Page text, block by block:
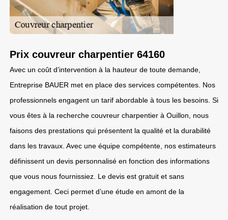
Prix couvreur charpentier 64160
Avec un coût d’intervention à la hauteur de toute demande,
Entreprise BAUER met en place des services compétentes. Nos
professionnels engagent un tarif abordable à tous les besoins. Si
vous êtes à la recherche couvreur charpentier à Ouillon, nous
faisons des prestations qui présentent la qualité et la durabilité
dans les travaux. Avec une équipe compétente, nos estimateurs
définissent un devis personnalisé en fonction des informations
que vous nous fournissiez. Le devis est gratuit et sans
engagement. Ceci permet d’une étude en amont de la
réalisation de tout projet.